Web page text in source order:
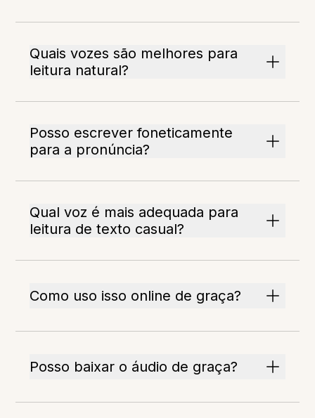
Quais vozes são melhores para
leitura natural?
Posso escrever foneticamente
para a pronúncia?
Qual voz é mais adequada para
leitura de texto casual?
Como uso isso online de graça?
Posso baixar o áudio de graça?